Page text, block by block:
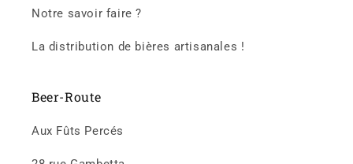
Notre savoir faire ?
La distribution de bières artisanales !
Beer-Route
Aux Fûts Percés